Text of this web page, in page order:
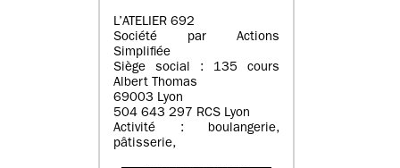
L’ATELIER 692
Société par Actions
Simplifiée
Siège social : 135 cours
Albert Thomas
69003 Lyon
504 643 297 RCS Lyon
Activité : boulangerie,
pâtisserie,